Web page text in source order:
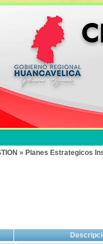
» Planes Estrategicos